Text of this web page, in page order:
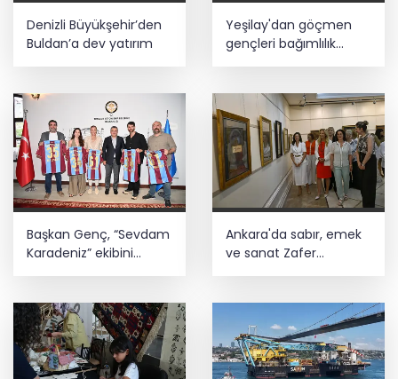
Denizli Büyükşehir’den
Buldan’a dev yatırım
Yeşilay'dan göçmen
gençleri bağımlılık
Başkan Genç, “Sevdam
Karadeniz” ekibini
Ankara'da sabır, emek
ve sanat Zafer